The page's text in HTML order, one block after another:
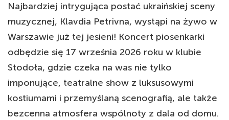
Najbardziej intrygująca postać ukraińskiej sceny
muzycznej, Klavdia Petrivna, wystąpi na żywo w
Warszawie już tej jesieni! Koncert piosenkarki
odbędzie się 17 września 2026 roku w klubie
Stodoła, gdzie czeka na was nie tylko
imponujące, teatralne show z luksusowymi
kostiumami i przemyślaną scenografią, ale także
bezcenna atmosfera wspólnoty z dala od domu.